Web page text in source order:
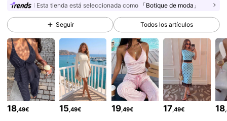
4,74 368K Seguidores
4,74 368K Seguidores
4,74 368K Seguidores
Esta tienda está seleccionada como 「Botique de moda」
Seguir Todos los artículos
18,49€ 15,49€ 19,49€ 17,49€ 18